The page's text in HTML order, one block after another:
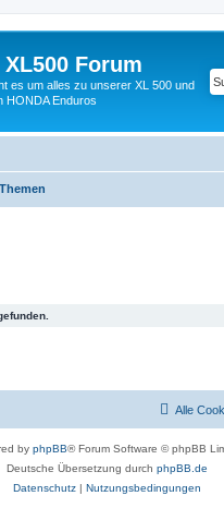
XL500 Forum
es um alles zu unserer XL 500 und
HONDA Enduros
Alle
by phpBB® Forum Software © phpBB
Deutsche Übersetzung durch phpBB.de
Datenschutz | Nutzungsbedingungen